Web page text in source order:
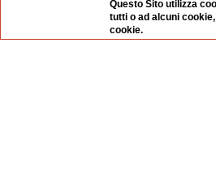
Questo sito
L'Archivio
Questo Sito utilizza
tutti o ad alcuni
cookie.